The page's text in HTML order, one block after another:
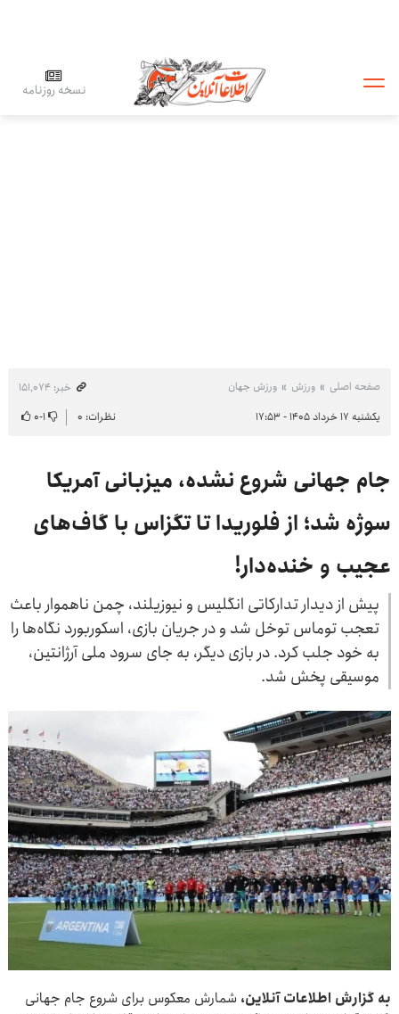
نسخه روزنامه
صفحه اصلی ورزش ورزش جهان
خبر: ۱۵۱٬۰۷۴
یکشنبه ۱۷ خرداد ۱۴۰۵ - ۱۷:۵۳
نظرات: ۰ ۱-۰
جام جهانی شروع نشده، میزبانی آمریکا
سوژه شد؛ از فلوریدا تا تگزاس با گاف‌های
عجیب و خنده‌دار!
پیش از دیدار تدارکاتی انگلیس و نیوزیلند، چمن ناهموار باعث
تعجب توماس توخل شد و در جریان بازی، اسکوربورد نگاه‌ها را
به خود جلب کرد. در بازی دیگر، به جای سرود ملی آرژانتین،
موسیقی پخش شد.
به گزارش اطلاعات آنلاین، شمارش معکوس برای شروع جام جهانی